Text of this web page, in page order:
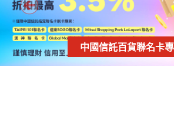
中國信託百貨聯名卡